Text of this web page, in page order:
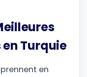
Turquie
en